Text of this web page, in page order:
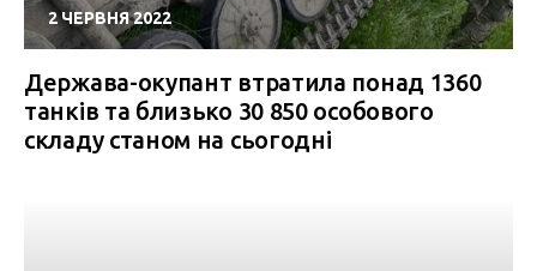
2 ЧЕРВНЯ 2022
Держава-окупант втратила понад 1360
танків та близько 30 850 особового
складу станом на сьогодні